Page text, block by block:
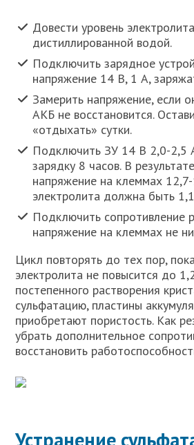
Довести уровень
дистиллированной водой.
Подключить зарядное
напряжение 14 В, 1 А,
Замерить напряжение, если
АКБ не восстановится.
«отдыхать» сутки.
Подключить ЗУ 14 В 2,0-2,5
зарядку 8 часов. В
напряжение на клеммах
электролита должна быть
Подключить сопротивление
напряжение на клеммах не
Цикл повторять до тех пор,
электролита не повысится до
постепенного растворения
сульфатацию, пластины
приобретают пористость. Как
убрать дополнительное
восстановить
Устранение